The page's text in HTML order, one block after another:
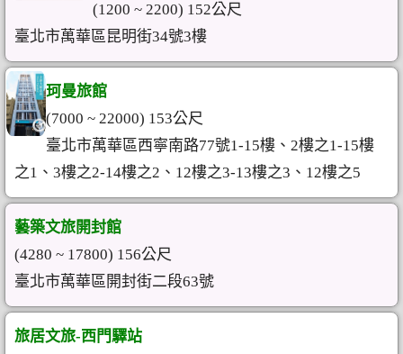
(1200 ~ 2200) 152公尺
臺北市萬華區昆明街34號3樓
珂曼旅館
(7000 ~ 22000) 153公尺
臺北市萬華區西寧南路77號1-15樓、2樓之1-15樓
之1、3樓之2-14樓之2、12樓之3-13樓之3、12樓之5
藝築文旅開封館
(4280 ~ 17800) 156公尺
臺北市萬華區開封街二段63號
旅居文旅-西門驛站